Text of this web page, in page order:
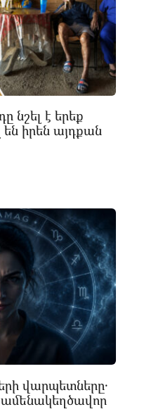
նշել է երեք
են իրեն այդքան
վարպետները․